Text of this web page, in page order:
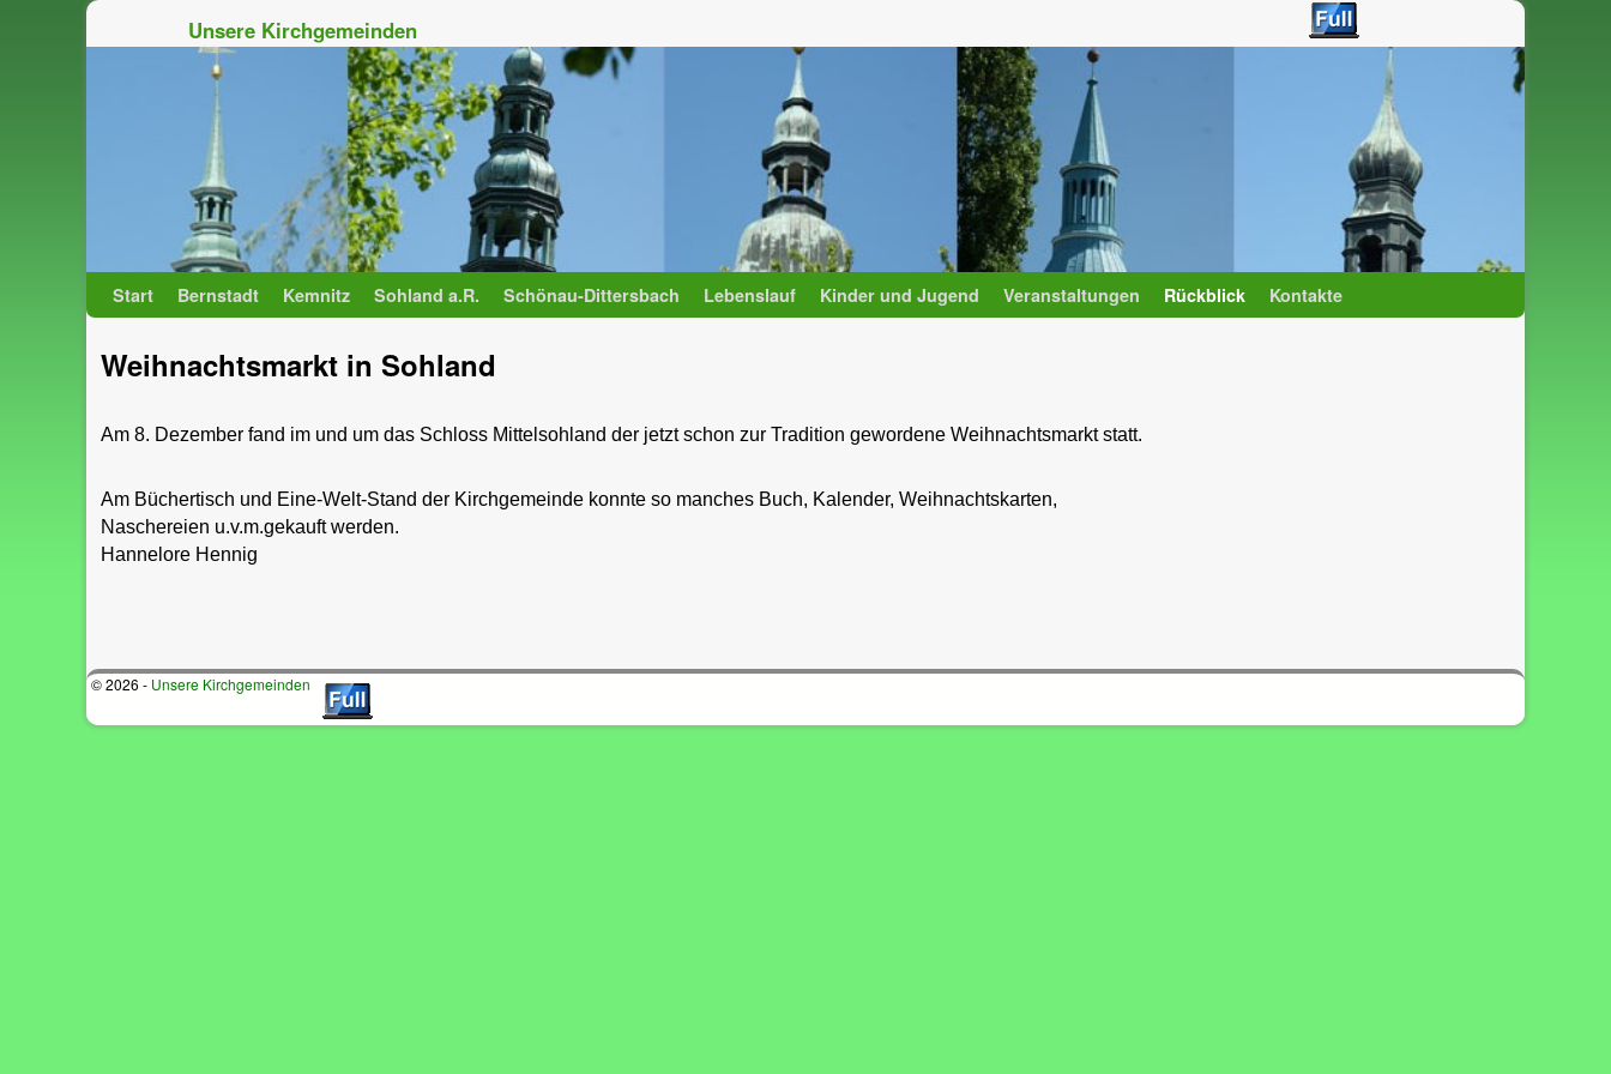
Unsere Kirchgemeinden
Start Bernstadt Kemnitz Sohland a.R. Schönau-Dittersbach Lebenslauf Kinder und Jugend Veranstaltungen Rückblick Kontakte
Weihnachtsmarkt in Sohland
Am 8. Dezember fand im und um das Schloss Mittelsohland der jetzt schon zur Tradition gewordene Weihnachtsmarkt statt.
Am Büchertisch und Eine-Welt-Stand der Kirchgemeinde konnte so manches Buch, Kalender, Weihnachtskarten,
Naschereien u.v.m.gekauft werden.
Hannelore Hennig
© 2026 - Unsere Kirchgemeinden